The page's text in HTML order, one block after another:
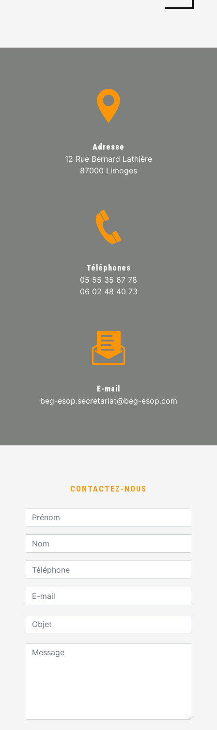
Adresse
12 Rue Bernard Lathière
87000 Limoges
Téléphones
05 55 35 67 78
06 02 48 40 73
E-mail
beg-esop.secretariat@beg-esop.com
CONTACTEZ-NOUS